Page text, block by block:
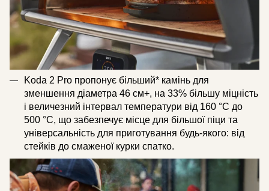
Koda 2 Pro пропонує більший* камінь для
зменшення діаметра 46 см+, на 33% більшу міцність
і величезний інтервал температури від 160 °C до
500 °C, що забезпечує місце для більшої піци та
універсальність для приготування будь-якого: від
стейків до смаженої курки спатко.